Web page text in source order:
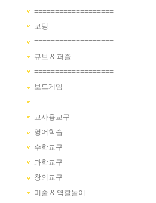
===================
코딩
===================
큐브 & 퍼즐
===================
보드게임
===================
교사용교구
영어학습
수학교구
과학교구
창의교구
미술 & 역할놀이